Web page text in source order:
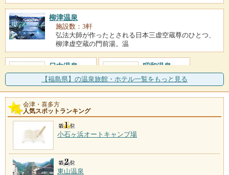
柳津温泉
施設数：3軒
弘法大師が作ったとされる日本三虚空蔵尊のひとつ、
柳津虚空蔵の門前湯。温
日中温泉
施設数：1軒
昭和温泉
施設数：1軒
【福島県】の温泉旅館・ホテル一覧をもっと見る
会津・喜多方
人気スポットランキング
小石ヶ浜オートキャンプ場
東山温泉